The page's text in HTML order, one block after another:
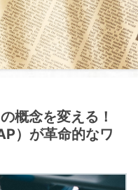
概念を変える！
）が革命的なワ